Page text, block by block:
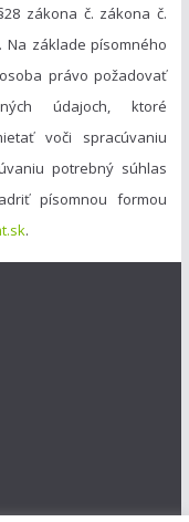
zákona č. zákona č.
Na základe písomného
právo požadovať
údajoch, ktoré
voči spracúvaniu
potrebný súhlas
písomnou formou
.